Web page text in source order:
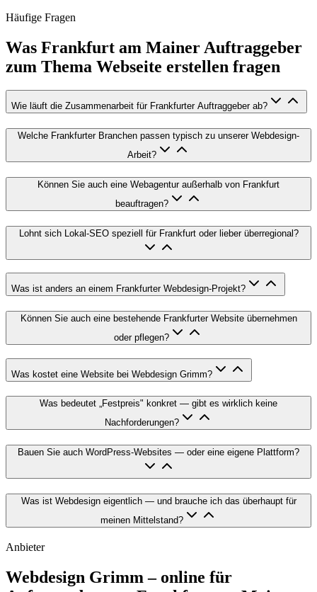
Häufige Fragen
Was Frankfurt am Mainer Auftraggeber
zum Thema Webseite erstellen fragen
Wie läuft die Zusammenarbeit für Frankfurter Auftraggeber ab?
Welche Frankfurter Branchen passen typisch zu unserer Webdesign-
Arbeit?
Können Sie auch eine Webagentur außerhalb von Frankfurt
beauftragen?
Lohnt sich Lokal-SEO speziell für Frankfurt oder lieber überregional?
Was ist anders an einem Frankfurter Webdesign-Projekt?
Können Sie auch eine bestehende Frankfurter Website übernehmen
oder pflegen?
Was kostet eine Website bei Webdesign Grimm?
Was bedeutet „Festpreis" konkret — gibt es wirklich keine
Nachforderungen?
Bauen Sie auch WordPress-Websites — oder eine eigene Plattform?
Was ist Webdesign eigentlich — und brauche ich das überhaupt für
meinen Mittelstand?
Anbieter
Webdesign Grimm – online für